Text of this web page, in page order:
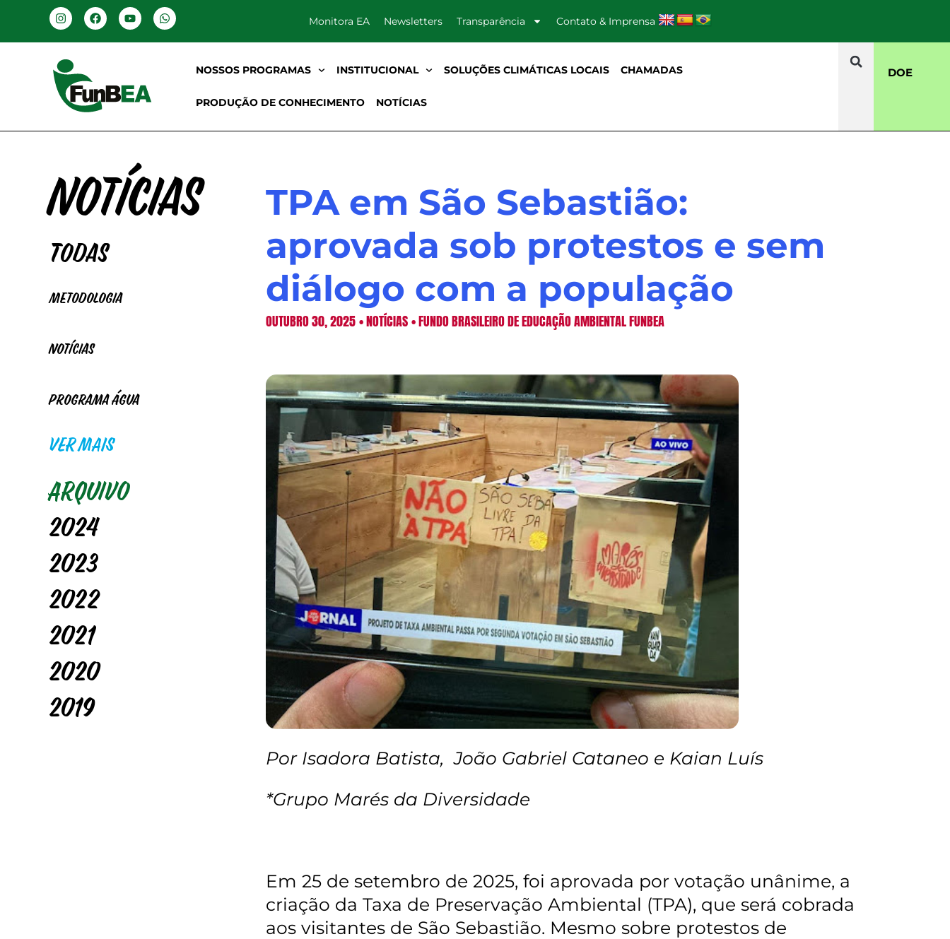
Monitora EA Newsletters Transparência Contato & Imprensa
NOSSOS PROGRAMAS INSTITUCIONAL SOLUÇÕES CLIMÁTICAS LOCAIS CHAMADAS
PRODUÇÃO DE CONHECIMENTO NOTÍCIAS
DOE
Notícias
Todas
Metodologia
Notícias
Programa Água
VER MAIS
Arquivo
2024
2023
2022
2021
2020
2019
TPA em São Sebastião:
aprovada sob protestos e sem
diálogo com a população
OUTUBRO 30, 2025•NOTÍCIAS•FUNDO BRASILEIRO DE EDUCAÇÃO AMBIENTAL FUNBEA
Por Isadora Batista, João Gabriel Cataneo e Kaian Luís
*Grupo Marés da Diversidade
Em 25 de setembro de 2025, foi aprovada por votação unânime, a
criação da Taxa de Preservação Ambiental (TPA), que será cobrada
aos visitantes de São Sebastião. Mesmo sobre protestos de